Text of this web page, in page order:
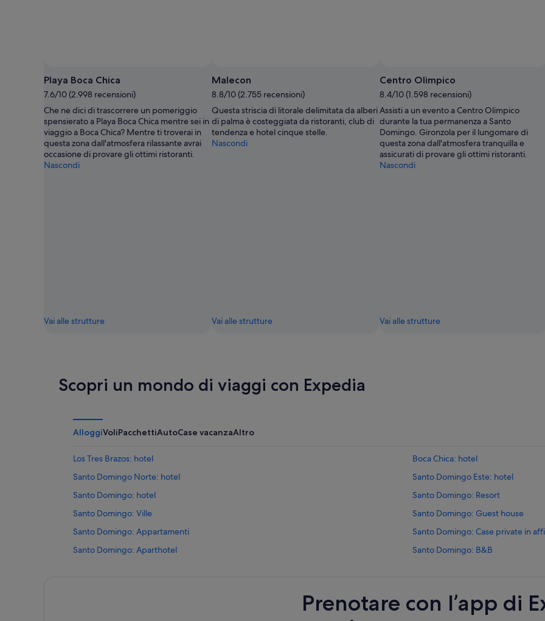
Playa Boca Chica
7.6/10 (2.998 recensioni)
Che ne dici di trascorrere un pomeriggio
spensierato a Playa Boca Chica mentre sei in
viaggio a Boca Chica? Mentre ti troverai in
questa zona dall'atmosfera rilassante avrai
occasione di provare gli ottimi ristoranti.
Nascondi
Vai alle strutture
gratuita
di
Ministry
of
Tourism
of
the
Dominican
Republic
Malecon
8.8/10 (2.755 recensioni)
Questa striscia di litorale delimitata da alberi
di palma è costeggiata da ristoranti, club di
tendenza e hotel cinque stelle.
Nascondi
Vai alle strutture
Centro Olimpico
8.4/10 (1.598 recensioni)
Assisti a un evento a Centro Olimpico
durante la tua permanenza a Santo
Domingo. Gironzola per il lungomare di
questa zona dall'atmosfera tranquilla e
assicurati di provare gli ottimi ristoranti.
Nascondi
Vai alle strutture
Scopri un mondo di viaggi con Expedia
AlloggiVoliPacchettiAutoCase vacanzaAltro
Los Tres Brazos: hotel
Boca Chica: hotel
Santo Domingo Norte: hotel
Santo Domingo Este: hotel
Santo Domingo: hotel
Santo Domingo: Resort
Santo Domingo: Ville
Santo Domingo: Guest house
Santo Domingo: Appartamenti
Santo Domingo: Case private in
Santo Domingo: Aparthotel
Santo Domingo: B&B
Boca Chica: Hotel all inclusive
Prenotare con l’app di